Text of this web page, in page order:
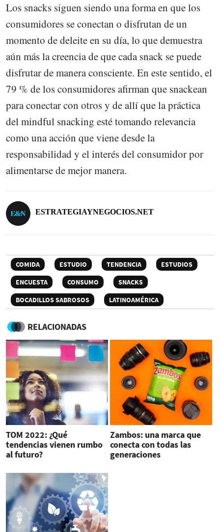
Los snacks siguen siendo una forma en que los
consumidores se conectan o disfrutan de un
momento de deleite en su día, lo que demuestra
aún más la creencia de que cada snack se puede
disfrutar de manera consciente. En este sentido, el
79 % de los consumidores afirman que snackean
para conectar con otros y de allí que la práctica
del mindful snacking esté tomando relevancia
como una acción que viene desde la
responsabilidad y el interés del consumidor por
alimentarse de mejor manera.
ESTRATEGIAYNEGOCIOS.NET
COMIDA ESTUDIO TENDENCIA
ESTUDIOS
ENCUESTA
CONSUMO
SNACKS
BOCADILLOS SABROSOS
LATINOAMÉRICA
RELACIONADAS
TOM 2022: ¿Qué
tendencias vienen rumbo
al futuro?
Zambos: una marca que
conecta con todas las
generaciones